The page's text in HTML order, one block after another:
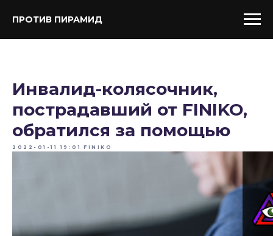
ПРОТИВ ПИРАМИД
Инвалид-колясочник,
пострадавший от FINIKO,
обратился за помощью
2022-01-11 19:01 FINIKO